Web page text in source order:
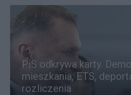
PiS odkrywa karty.
mieszkania, ETS,
rozliczenia